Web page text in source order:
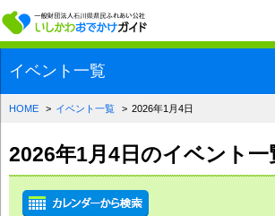
一般財
イベント一覧
HOME イベント一覧 2026年1月4日
2026年1月4日のイベント一